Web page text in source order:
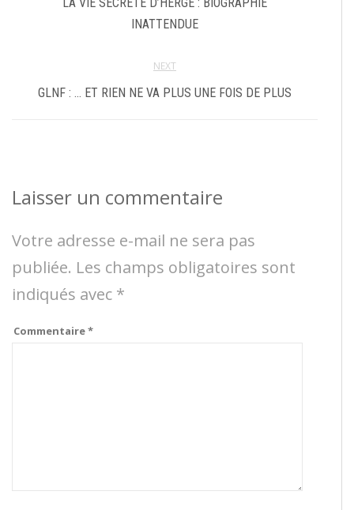
INATTENDUE
NEXT
GLNF : … ET RIEN NE VA PLUS UNE FOIS DE PLUS
Laisser un commentaire
Votre adresse e-mail ne sera pas
publiée. Les champs obligatoires sont
indiqués avec *
Commentaire*